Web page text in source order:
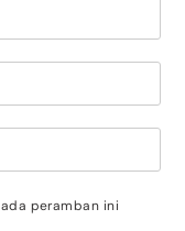
peramban ini